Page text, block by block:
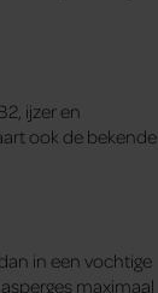
ijzer en
ook de bekende
in een vochtige
maximaal